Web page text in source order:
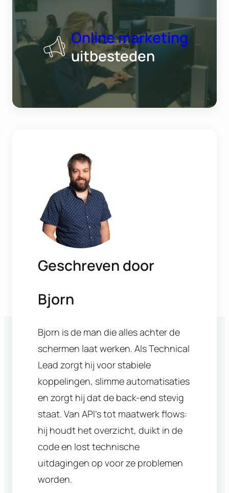
Online marketing
uitbesteden
Geschreven door
Bjorn
Bjorn is de man die alles achter de
schermen laat werken. Als Technical
Lead zorgt hij voor stabiele
koppelingen, slimme automatisaties
en zorgt hij dat de back-end stevig
staat. Van API’s tot maatwerk flows:
hij houdt het overzicht, duikt in de
code en lost technische
uitdagingen op voor ze problemen
worden.